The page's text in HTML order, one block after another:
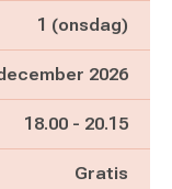
1 (onsdag)
2026
Pågår mellan
18.00 - och
20.15
Gratis